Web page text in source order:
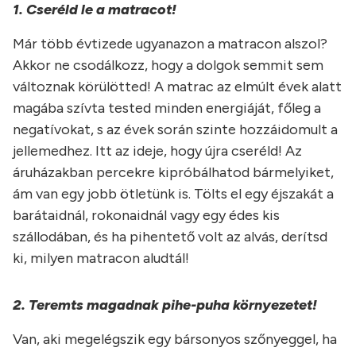
1. Cseréld le a matracot!
Már több évtizede ugyanazon a matracon alszol?
Akkor ne csodálkozz, hogy a dolgok semmit sem
változnak körülötted! A matrac az elmúlt évek alatt
magába szívta tested minden energiáját, főleg a
negatívokat, s az évek során szinte hozzáidomult a
jellemedhez. Itt az ideje, hogy újra cseréld! Az
áruházakban percekre kipróbálhatod bármelyiket,
ám van egy jobb ötletünk is. Tölts el egy éjszakát a
barátaidnál, rokonaidnál vagy egy édes kis
szállodában, és ha pihentető volt az alvás, derítsd
ki, milyen matracon aludtál!
2. Teremts magadnak pihe-puha környezetet!
Van, aki megelégszik egy bársonyos szőnyeggel, ha